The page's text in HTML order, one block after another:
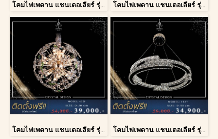
โคมไฟเพดาน แชนเดอเลียร์ รุ่น A028-D60 โคมไฟเพดาน แชนเดอเลียร์ รุ่น 183586
โคมไฟเพดาน แชนเดอเลียร์ รุ่น A028-D40 โคมไฟเพดาน แชนเดอเลียร์ รุ่น 1227